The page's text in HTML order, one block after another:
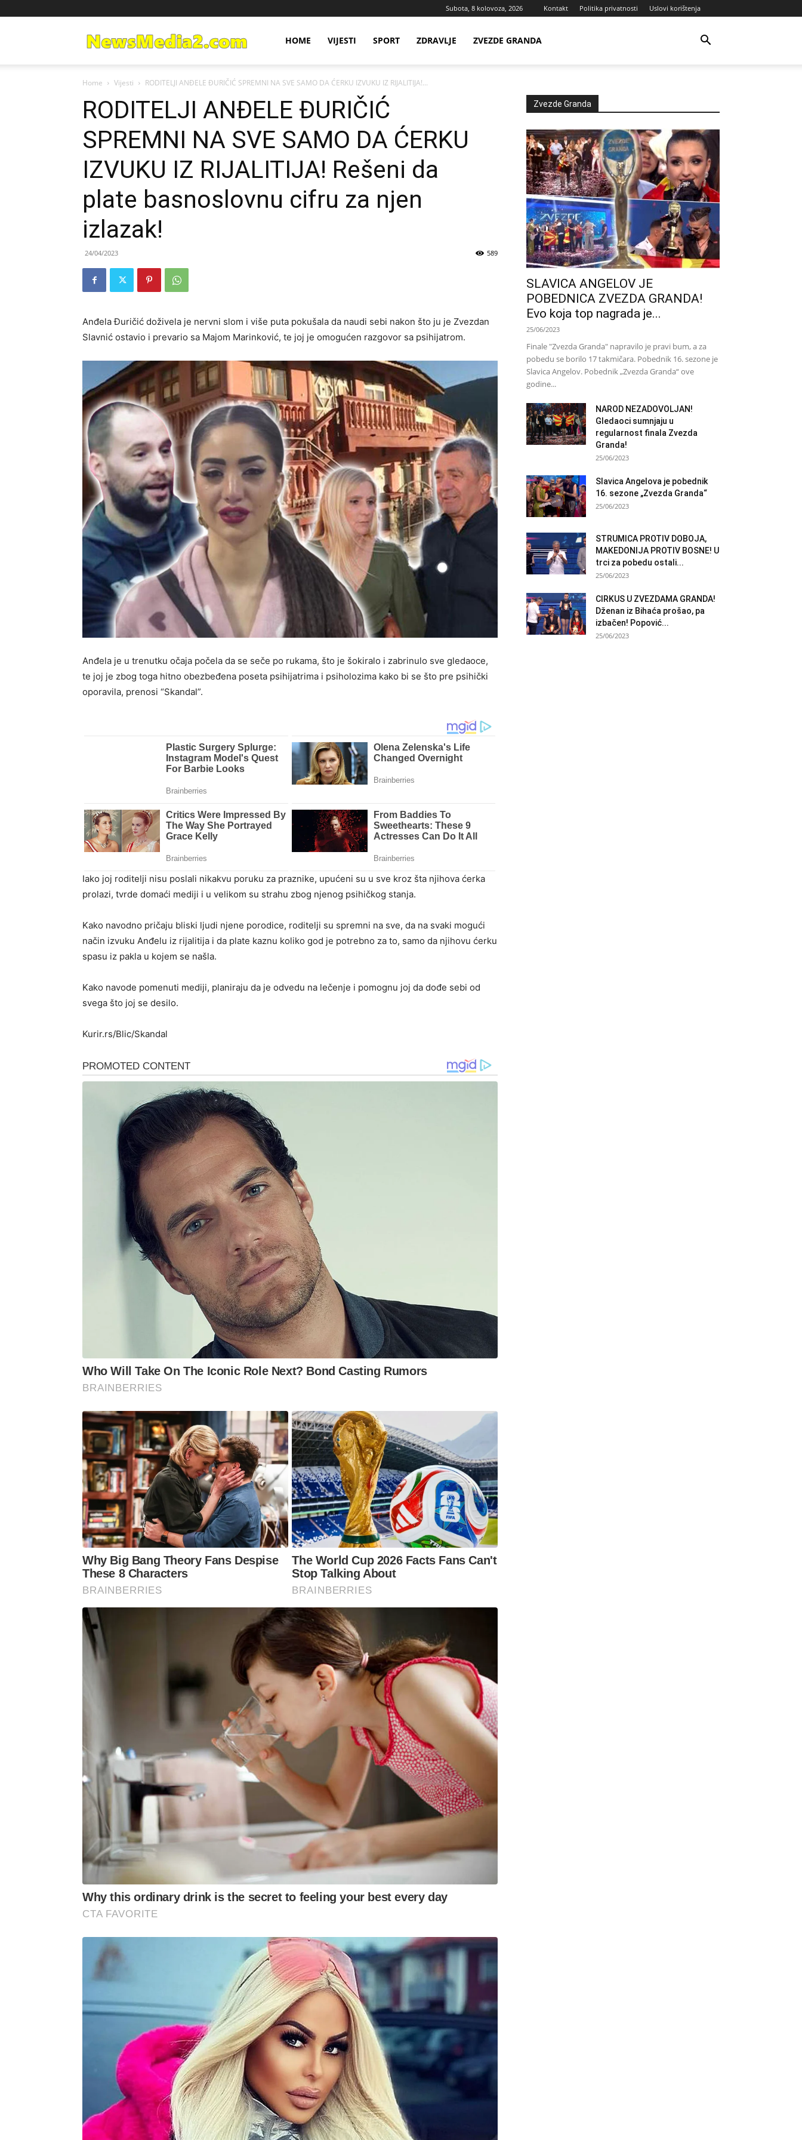
Subota, 8 kolovoza, 2026 Kontakt Politika privatnosti Uslovi korištenja
Media
HOME VIJESTI SPORT ZDRAVLJE ZVEZDE GRANDA
Home Vijesti RODITELJI ANĐELE ĐURIČIĆ SPREMNI NA SVE SAMO DA ĆERKU IZVUKU IZ RIJALITIJA!...
RODITELJI ANĐELE ĐURIČIĆ
SPREMNI NA SVE SAMO DA ĆERKU
IZVUKU IZ RIJALITIJA! Rešeni da
plate basnoslovnu cifru za njen
izlazak!
24/04/2023 589
Anđela Đuričić doživela je nervni slom i više puta pokušala da naudi sebi nakon što ju je Zvezdan
Slavnić ostavio i prevario sa Majom Marinković, te joj je omogućen razgovor sa psihijatrom.
Anđela je u trenutku očaja počela da se seče po rukama, što je šokiralo i zabrinulo sve gledaoce,
te joj je zbog toga hitno obezbeđena poseta psihijatrima i psiholozima kako bi se što pre psihički
oporavila, prenosi “Skandal”.
Iako joj roditelji nisu poslali nikakvu poruku za praznike, upućeni su u sve kroz šta njihova ćerka
prolazi, tvrde domaći mediji i u velikom su strahu zbog njenog psihičkog stanja.
Kako navodno pričaju bliski ljudi njene porodice, roditelji su spremni na sve, da na svaki mogući
način izvuku Anđelu iz rijalitija i da plate kaznu koliko god je potrebno za to, samo da njihovu ćerku
spasu iz pakla u kojem se našla.
Kako navode pomenuti mediji, planiraju da je odvedu na lečenje i pomognu joj da dođe sebi od
svega što joj se desilo.
Kurir.rs/Blic/Skandal
Zvezde Granda
SLAVICA ANGELOV JE
POBEDNICA ZVEZDA GRANDA!
Evo koja top nagrada je...
25/06/2023
Finale "Zvezda Granda" napravilo je pravi bum, a za
pobedu se borilo 17 takmičara. Pobednik 16. sezone je
Slavica Angelov. Pobednik „Zvezda Granda“ ove
godine...
NAROD NEZADOVOLJAN!
Gledaoci sumnjaju u
regularnost finala Zvezda
Granda!
25/06/2023
Slavica Angelova je pobednik
16. sezone „Zvezda Granda“
25/06/2023
STRUMICA PROTIV DOBOJA,
MAKEDONIJA PROTIV BOSNE! U
trci za pobedu ostali...
25/06/2023
CIRKUS U ZVEZDAMA GRANDA!
Dženan iz Bihaća prošao, pa
izbačen! Popović...
25/06/2023